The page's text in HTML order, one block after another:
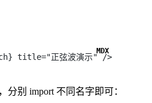
title="正弦波演示" />
分别 import 不同名字即可：